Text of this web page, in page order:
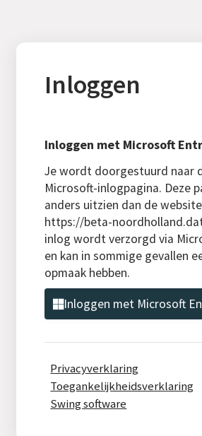
Inloggen
Inloggen met Microsoft
Je wordt doorgestuurd naar
Microsoft-inlogpagina. Deze
anders uitzien dan de
https://beta-
inlog wordt verzorgd via
en kan in sommige gevallen
opmaak hebben.
Inloggen met Microsoft
Privacyverklaring
Toegankelijkheidsverklaring
Swing software